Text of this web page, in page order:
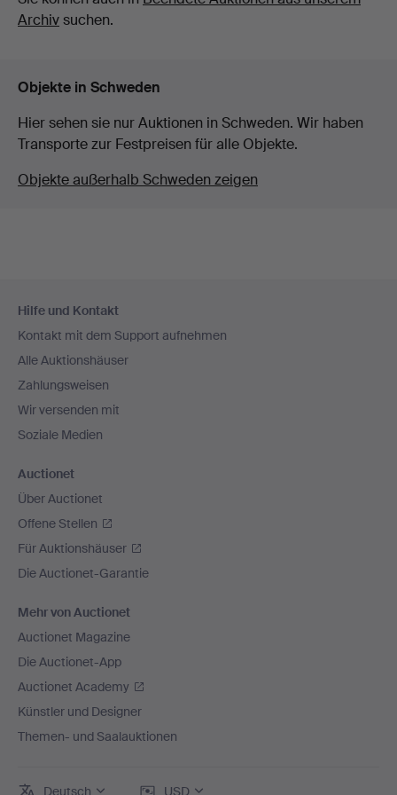
Archivsuchen.
Objekte in Schweden
Hier sehen sie nur Auktionen in Schweden. Wir haben
Transporte zur Festpreisen für alle Objekte.
Objekte außerhalb Schweden zeigen
Navigation
Hilfe und Kontakt
Kontakt mit dem Support aufnehmen
Alle Auktionshäuser
Zahlungsweisen
Wir versenden mit
Soziale Medien
Auctionet
Über Auctionet
Offene Stellen
Für Auktionshäuser
Die Auctionet-Garantie
Mehr von Auctionet
Auctionet Magazine
Die Auctionet-App
Auctionet Academy
Künstler und Designer
Themen- und Saalauktionen
Deutsch USD